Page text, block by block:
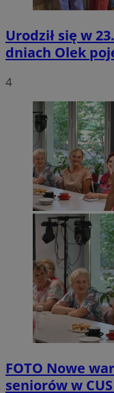
Urodził się w
dniach Olek
4
FOTO Nowe
seniorów w